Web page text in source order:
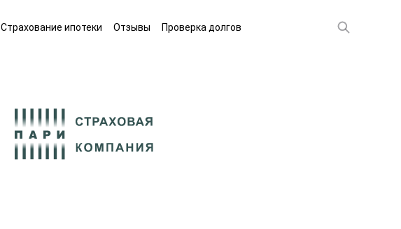
Страхование ипотеки Отзывы Проверка долгов